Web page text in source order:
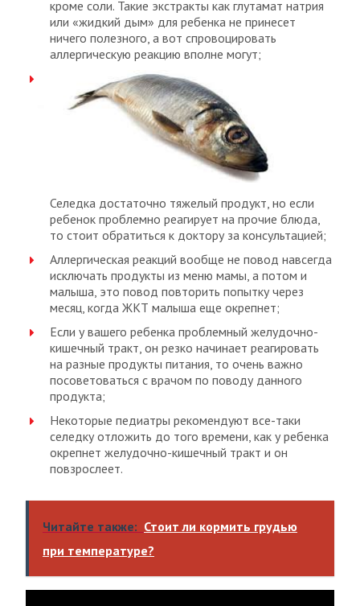
кроме соли. Такие экстракты как глутамат натрия
или «жидкий дым» для ребенка не принесет
ничего полезного, а вот спровоцировать
аллергическую реакцию вполне могут;
Селедка достаточно тяжелый продукт, но если
ребенок проблемно реагирует на прочие блюда,
то стоит обратиться к доктору за консультацией;
Аллергическая реакций вообще не повод навсегда
исключать продукты из меню мамы, а потом и
малыша, это повод повторить попытку через
месяц, когда ЖКТ малыша еще окрепнет;
Если у вашего ребенка проблемный желудочно-
кишечный тракт, он резко начинает реагировать
на разные продукты питания, то очень важно
посоветоваться с врачом по поводу данного
продукта;
Некоторые педиатры рекомендуют все-таки
селедку отложить до того времени, как у ребенка
окрепнет желудочно-кишечный тракт и он
повзрослеет.
Читайте также: Стоит ли кормить грудью
при температуре?